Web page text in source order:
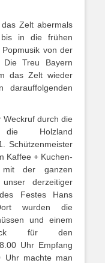
Zelt abermals
in die frühen
von der
Die Treu Bayern
das Zelt wieder
darauffolgenden
durch die
die Holzland
Schützenmeister
Kaffee + Kuchen-
der ganzen
derzeitiger
Festes Hans
wurden die
und einem
für den
Uhr Empfang
Uhr machte man